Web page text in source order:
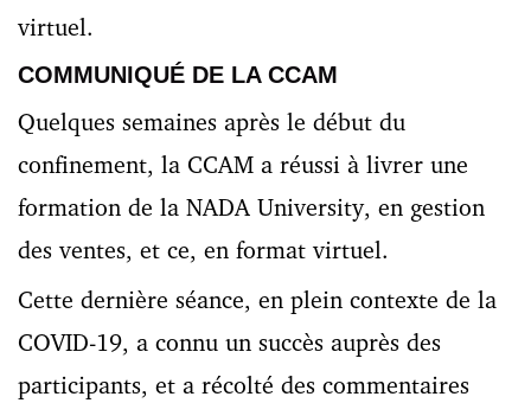
virtuel.
COMMUNIQUÉ DE LA CCAM
Quelques semaines après le début du
confinement, la CCAM a réussi à livrer une
formation de la NADA University, en gestion
des ventes, et ce, en format virtuel.
Cette dernière séance, en plein contexte de la
COVID-19, a connu un succès auprès des
participants, et a récolté des commentaires